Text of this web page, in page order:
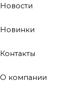
Новости
Новинки
Контакты
О компании